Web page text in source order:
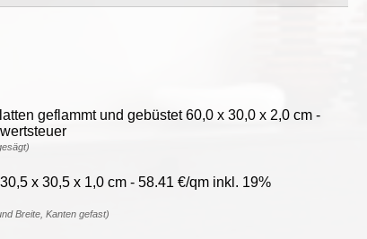
geflammt und gebüstet 60,0 x 30,0 x 2,0 cm -
x 30,5 x 1,0 cm - 58.41 €/qm inkl. 19%
Breite, Kanten gefast)